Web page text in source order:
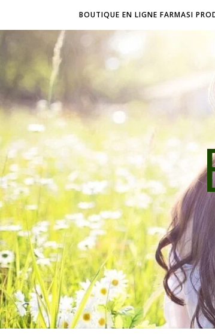
BOUTIQUE EN LIGNE FARMASI